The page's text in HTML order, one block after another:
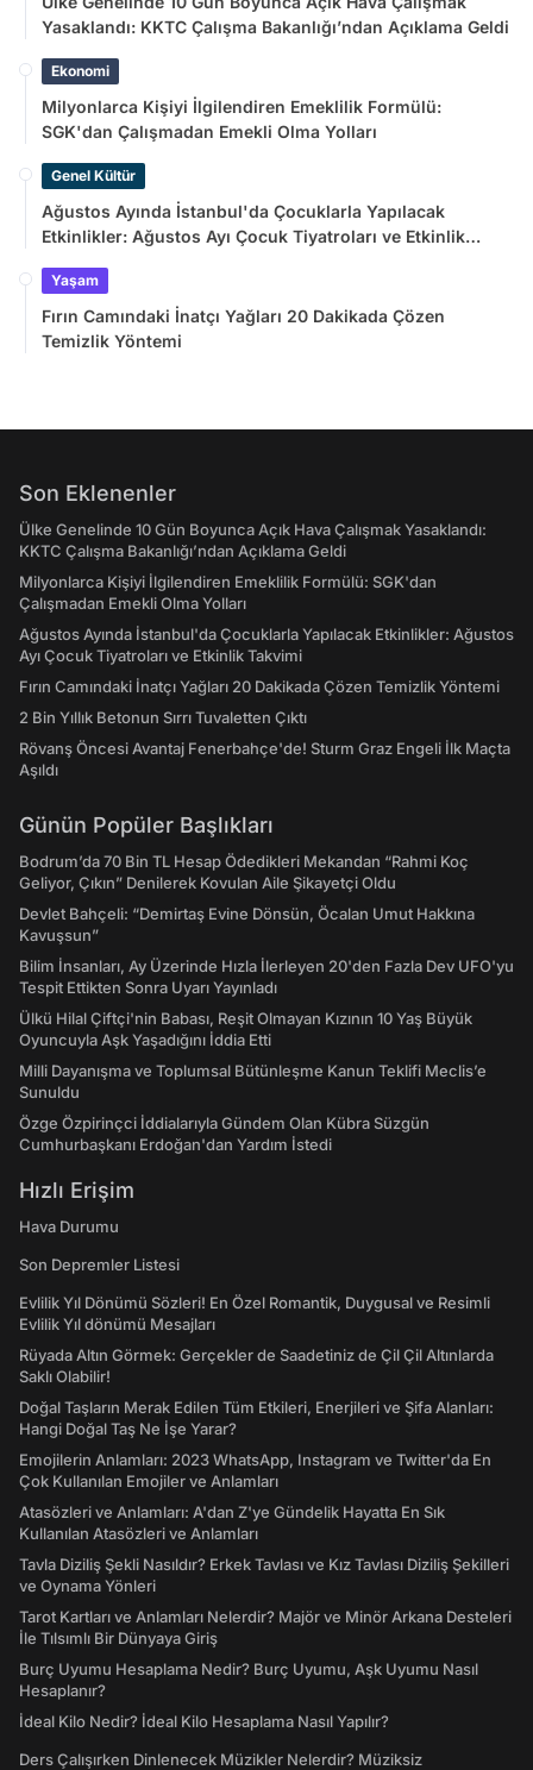
Yasaklandı: KKTC Çalışma Bakanlığı’ndan Açıklama Geldi
Ekonomi
Milyonlarca Kişiyi İlgilendiren Emeklilik Formülü:
SGK'dan Çalışmadan Emekli Olma Yolları
Genel Kültür
Ağustos Ayında İstanbul'da Çocuklarla Yapılacak
Etkinlikler: Ağustos Ayı Çocuk Tiyatroları ve Etkinlik
Yaşam
Fırın Camındaki İnatçı Yağları 20 Dakikada Çözen
Temizlik Yöntemi
Son Eklenenler
Ülke Genelinde 10 Gün Boyunca Açık Hava Çalışmak Yasaklandı:
KKTC Çalışma Bakanlığı’ndan Açıklama Geldi
Milyonlarca Kişiyi İlgilendiren Emeklilik Formülü: SGK'dan
Çalışmadan Emekli Olma Yolları
Ağustos Ayında İstanbul'da Çocuklarla Yapılacak Etkinlikler: Ağustos
Ayı Çocuk Tiyatroları ve Etkinlik Takvimi
Fırın Camındaki İnatçı Yağları 20 Dakikada Çözen Temizlik Yöntemi
2 Bin Yıllık Betonun Sırrı Tuvaletten Çıktı
Rövanş Öncesi Avantaj Fenerbahçe'de! Sturm Graz Engeli İlk Maçta
Aşıldı
Günün Popüler Başlıkları
Bodrum’da 70 Bin TL Hesap Ödedikleri Mekandan “Rahmi Koç
Geliyor, Çıkın” Denilerek Kovulan Aile Şikayetçi Oldu
Devlet Bahçeli: “Demirtaş Evine Dönsün, Öcalan Umut Hakkına
Kavuşsun”
Bilim İnsanları, Ay Üzerinde Hızla İlerleyen 20'den Fazla Dev UFO'yu
Tespit Ettikten Sonra Uyarı Yayınladı
Ülkü Hilal Çiftçi'nin Babası, Reşit Olmayan Kızının 10 Yaş Büyük
Oyuncuyla Aşk Yaşadığını İddia Etti
Milli Dayanışma ve Toplumsal Bütünleşme Kanun Teklifi Meclis’e
Sunuldu
Özge Özpirinçci İddialarıyla Gündem Olan Kübra Süzgün
Cumhurbaşkanı Erdoğan'dan Yardım İstedi
Hızlı Erişim
Hava Durumu
Son Depremler Listesi
Evlilik Yıl Dönümü Sözleri! En Özel Romantik, Duygusal ve Resimli
Evlilik Yıl dönümü Mesajları
Rüyada Altın Görmek: Gerçekler de Saadetiniz de Çil Çil Altınlarda
Saklı Olabilir!
Doğal Taşların Merak Edilen Tüm Etkileri, Enerjileri ve Şifa Alanları:
Hangi Doğal Taş Ne İşe Yarar?
Emojilerin Anlamları: 2023 WhatsApp, Instagram ve Twitter'da En
Çok Kullanılan Emojiler ve Anlamları
Atasözleri ve Anlamları: A'dan Z'ye Gündelik Hayatta En Sık
Kullanılan Atasözleri ve Anlamları
Tavla Diziliş Şekli Nasıldır? Erkek Tavlası ve Kız Tavlası Diziliş Şekilleri
ve Oynama Yönleri
Tarot Kartları ve Anlamları Nelerdir? Majör ve Minör Arkana Desteleri
İle Tılsımlı Bir Dünyaya Giriş
Burç Uyumu Hesaplama Nedir? Burç Uyumu, Aşk Uyumu Nasıl
Hesaplanır?
İdeal Kilo Nedir? İdeal Kilo Hesaplama Nasıl Yapılır?
Ders Çalışırken Dinlenecek Müzikler Nelerdir? Müziksiz